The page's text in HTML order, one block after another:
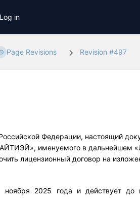
Log in
Page Revisions Revision #497
Федерации, настоящий
именуемого в дальнейшем
лицензионный договор на
2025 года и действует до